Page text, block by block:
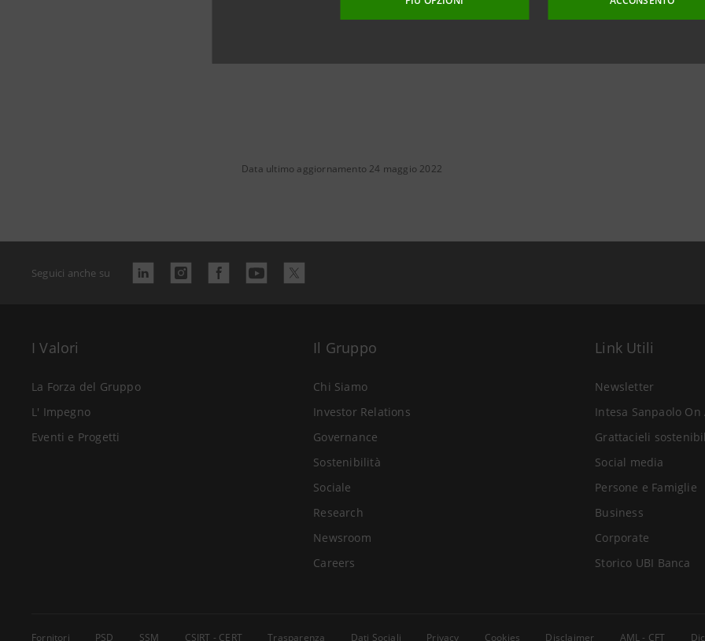
Data ultimo aggiornamento 24 maggio 2022
Seguici anche su
I Valori
La Forza del Gruppo
L' Impegno
Eventi e Progetti
Il Gruppo
Chi Siamo
Investor Relations
Governance
Sostenibilità
Sociale
Research
Newsroom
Careers
Link Utili
Newsletter
Intesa Sanpaolo On
Grattacieli
Social media
Persone e Famiglie
Business
Corporate
Storico UBI Banca
Fornitori PSD SSM CSIRT - CERT Trasparenza Dati Sociali Privacy Cookies Disclaimer AML - CFT